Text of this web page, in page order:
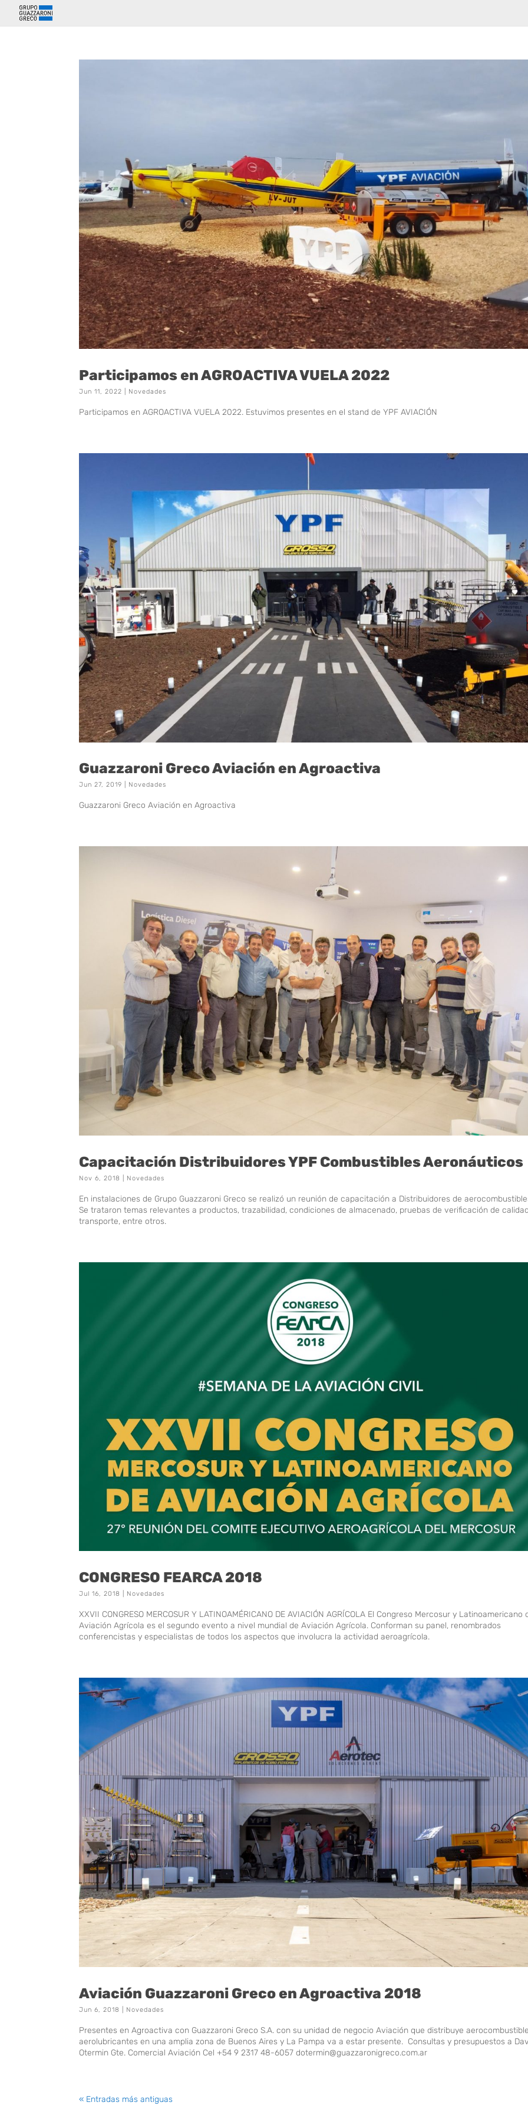
Participamos en AGROACTIVA VUELA 2022
Jun 11, 2022 Novedades
Participamos en AGROACTIVA VUELA 2022. Estuvimos presentes en el stand de YPF AVIACIÓN
Guazzaroni Greco Aviación en Agroactiva
Jun 27, 2019 Novedades
Guazzaroni Greco Aviación en Agroactiva
Capacitación Distribuidores YPF Combustibles Aeronáuticos
Nov 6, 2018 Novedades
En instalaciones de Grupo Guazzaroni Greco se realizó un reunión de capacitación a Distribuidores de
Se trataron temas relevantes a productos, trazabilidad, condiciones de almacenado, pruebas de verificación de
transporte, entre otros.
CONGRESO FEARCA 2018
Jul 16, 2018 Novedades
XXVII CONGRESO MERCOSUR Y LATINOAMÉRICANO DE AVIACIÓN AGRÍCOLA El Congreso Mercosur y Latinoamericano
Aviación Agrícola es el segundo evento a nivel mundial de Aviación Agrícola. Conforman su panel, renombrados
conferencistas y especialistas de todos los aspectos que involucra la actividad aeroagrícola.
Aviación Guazzaroni Greco en Agroactiva 2018
Jun 6, 2018 Novedades
Presentes en Agroactiva con Guazzaroni Greco S.A. con su unidad de negocio Aviación que distribuye
aerolubricantes en una amplia zona de Buenos Aires y La Pampa va a estar presente. Consultas y presupuestos a
Otermin Gte. Comercial Aviación Cel +54 9 2317 48-6057 dotermin@guazzaronigreco.com.ar
« Entradas más antiguas